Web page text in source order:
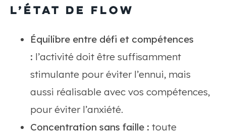
l’état de flow
Équilibre entre défi et compétences
: l’activité doit être suffisamment
stimulante pour éviter l’ennui, mais
aussi réalisable avec vos compétences,
pour éviter l’anxiété.
Concentration sans faille : toute